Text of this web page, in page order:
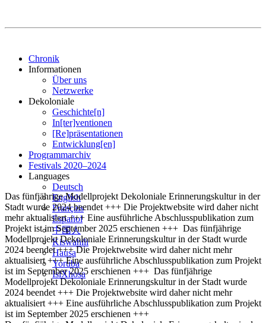
Chronik
Informationen
Über uns
Netzwerke
Dekoloniale
Geschichte[n]
In[ter]ventionen
[Re]präsentationen
Entwicklung[en]
Programmarchiv
Festivals 2020–2024
Languages
Deutsch
English
Français
Español
中国人
Kiswahili
Hausa
Yoruba
IsiXhosa
Das fünfjährige Modellprojekt Dekoloniale Erinnerungskultur in der
Stadt wurde 2024 beendet +++ Die Projektwebsite wird daher nicht
mehr aktualisiert +++ Eine ausführliche Abschlusspublikation zum
Projekt ist im September 2025 erschienen +++ Das fünfjährige
Modellprojekt Dekoloniale Erinnerungskultur in der Stadt wurde
2024 beendet +++ Die Projektwebsite wird daher nicht mehr
aktualisiert +++ Eine ausführliche Abschlusspublikation zum Projekt
ist im September 2025 erschienen +++ Das fünfjährige
Modellprojekt Dekoloniale Erinnerungskultur in der Stadt wurde
2024 beendet +++ Die Projektwebsite wird daher nicht mehr
aktualisiert +++ Eine ausführliche Abschlusspublikation zum Projekt
ist im September 2025 erschienen +++